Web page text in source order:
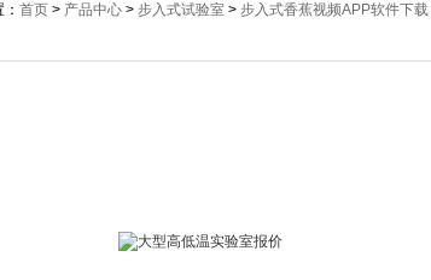
： 首页 > 产品中心 > 步入式试验室 > 步入式香蕉视频APP软件下载